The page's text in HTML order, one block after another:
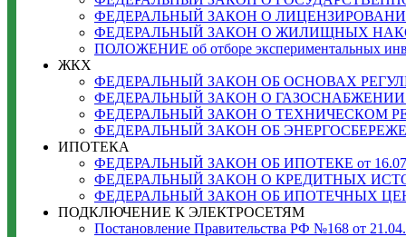
ФЕДЕРАЛЬНЫЙ ЗАКОН О
ФЕДЕРАЛЬНЫЙ ЗАКОН О ЖИЛИЩНЫХ
ПОЛОЖЕНИЕ об отборе экспериментальных
ЖКХ
ФЕДЕРАЛЬНЫЙ ЗАКОН ОБ ОСНОВАХ
ФЕДЕРАЛЬНЫЙ ЗАКОН О ГАЗОСНАБЖЕНИИ
ФЕДЕРАЛЬНЫЙ ЗАКОН О ТЕХНИЧЕСКОМ
ФЕДЕРАЛЬНЫЙ ЗАКОН ОБ
ИПОТЕКА
ФЕДЕРАЛЬНЫЙ ЗАКОН ОБ ИПОТЕКЕ от
ФЕДЕРАЛЬНЫЙ ЗАКОН О КРЕДИТНЫХ
ФЕДЕРАЛЬНЫЙ ЗАКОН ОБ ИПОТЕЧНЫХ
ПОДКЛЮЧЕНИЕ К ЭЛЕКТРОСЕТЯМ
Постановление Правительства РФ №168 от